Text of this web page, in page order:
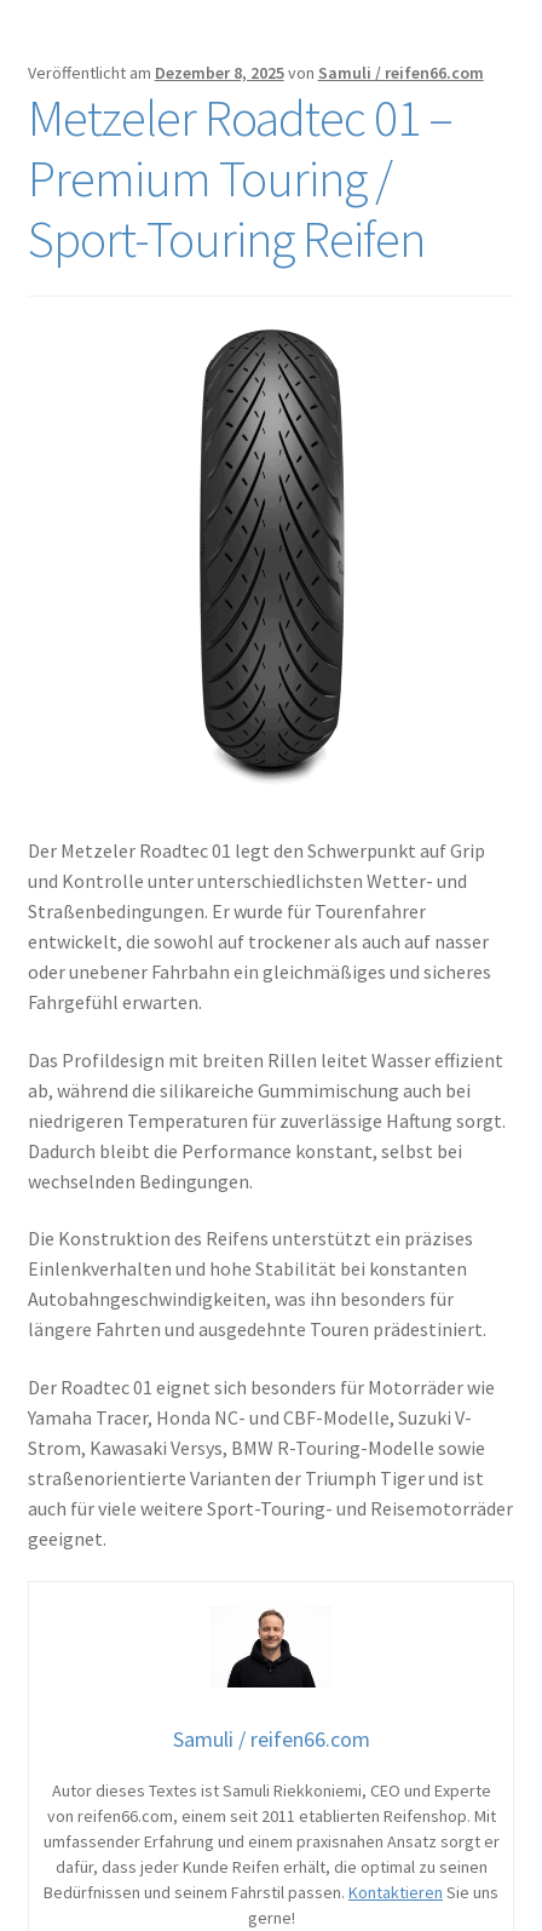
Veröffentlicht am Dezember 8, 2025von Samuli / reifen66.com
Metzeler Roadtec 01 –
Premium Touring /
Sport-Touring Reifen
Der Metzeler Roadtec 01 legt den Schwerpunkt auf Grip
und Kontrolle unter unterschiedlichsten Wetter- und
Straßenbedingungen. Er wurde für Tourenfahrer
entwickelt, die sowohl auf trockener als auch auf nasser
oder unebener Fahrbahn ein gleichmäßiges und sicheres
Fahrgefühl erwarten.
Das Profildesign mit breiten Rillen leitet Wasser effizient
ab, während die silikareiche Gummimischung auch bei
niedrigeren Temperaturen für zuverlässige Haftung sorgt.
Dadurch bleibt die Performance konstant, selbst bei
wechselnden Bedingungen.
Die Konstruktion des Reifens unterstützt ein präzises
Einlenkverhalten und hohe Stabilität bei konstanten
Autobahngeschwindigkeiten, was ihn besonders für
längere Fahrten und ausgedehnte Touren prädestiniert.
Der Roadtec 01 eignet sich besonders für Motorräder wie
Yamaha Tracer, Honda NC- und CBF-Modelle, Suzuki V-
Strom, Kawasaki Versys, BMW R-Touring-Modelle sowie
straßenorientierte Varianten der Triumph Tiger und ist
auch für viele weitere Sport-Touring- und Reisemotorräder
geeignet.
Samuli / reifen66.com
Autor dieses Textes ist Samuli Riekkoniemi, CEO und Experte
von reifen66.com, einem seit 2011 etablierten Reifenshop. Mit
umfassender Erfahrung und einem praxisnahen Ansatz sorgt er
dafür, dass jeder Kunde Reifen erhält, die optimal zu seinen
Bedürfnissen und seinem Fahrstil passen. Kontaktieren Sie uns
gerne!